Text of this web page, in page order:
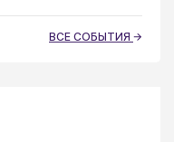
ВСЕ СОБЫТИЯ